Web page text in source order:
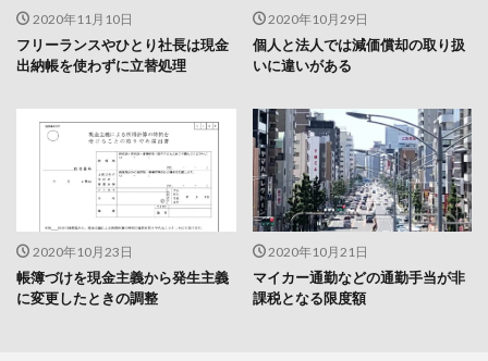
2020年11月10日
フリーランスやひとり社長は現金
出納帳を使わずに立替処理
2020年10月29日
個人と法人では減価償却の取り扱
いに違いがある
2020年10月23日
帳簿づけを現金主義から発生主義
に変更したときの調整
2020年10月21日
マイカー通勤などの通勤手当が非
課税となる限度額